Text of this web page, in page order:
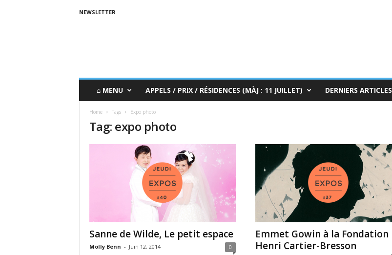
NEWSLETTER
⌂ MENU APPELS / PRIX / RÉSIDENCES (MÀJ : 11 JUILLET) DERNIERS ARTICLES
Home Tags Expo photo
Tag: expo photo
Sanne de Wilde, Le petit espace
Molly Benn - Juin 12, 2014 0
Emmet Gowin à la Fondation
Henri Cartier-Bresson